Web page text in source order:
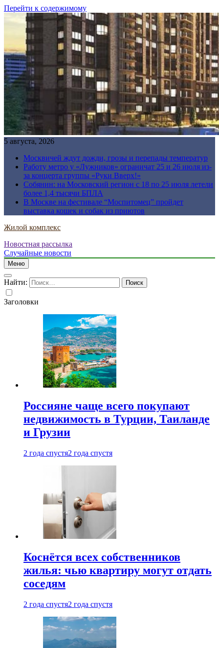
Перейти к содержимому
5 августа, 2026
Москвичей ждут дожди, грозы и перепады температур
Работу метро у «Лужников» ограничат 25 и 26 июля из-
за концерта группы «Руки Вверх!»
Собянин: на Московский регион с 18 по 25 июля летели
более 1,4 тысячи БПЛА
В Москве на фестивале “Моспитомец” пройдет
выставка кошек и собак из приютов
Жилой комплекс
Новостная рассылка
Случайные новости
Меню
Найти:
Заголовки
Россияне чаще всего покупают
недвижимость в Турции, Таиланде
и Грузии
2 года спустя2 года спустя
Коснётся всех собственников
жилья: чью квартиру могут отдать
соседям
2 года спустя2 года спустя